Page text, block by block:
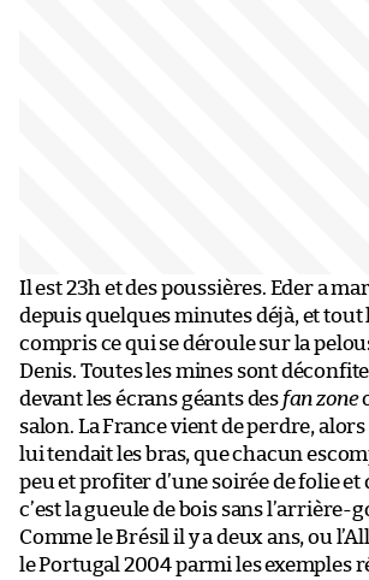
Il est 23h et des poussières. Eder a
depuis quelques minutes déjà, et tout
compris ce qui se déroule sur la
Denis. Toutes les mines sont
devant les écrans géants des fan zone
salon. La France vient de perdre,
lui tendait les bras, que chacun
peu et profiter d’une soirée de folie et
c’est la gueule de bois sans l’arrière-
Comme le Brésil il y a deux ans, ou
le Portugal 2004 parmi les exemples